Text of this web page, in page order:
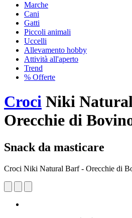
Marche
Cani
Gatti
Piccoli animali
Uccelli
Allevamento hobby
Attività all'aperto
Trend
% Offerte
Croci Niki
Orecchie di
Snack da masticare
Croci Niki Natural Barf - Orecchie di